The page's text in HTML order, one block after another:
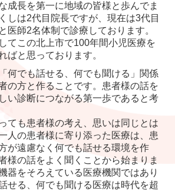
成長を第一に地域の皆様と歩んでま
しは2代目院長ですが、現在は3代目
医師2名体制で診療しております。
てこの北上市で100年間小児医療を
ばと思っております。
何でも話せる、何でも聞ける」関係
の方と作ることです。患者様の話を
い診断につながる第一歩であると考
ても患者様の考え、思いは同じとは
人の患者様に寄り添った医療は、患
が遠慮なく何でも話せる環境を作
様の話をよく聞くことから始まりま
器をそろえている医療機関ではあり
せる、何でも聞ける医療は時代を超